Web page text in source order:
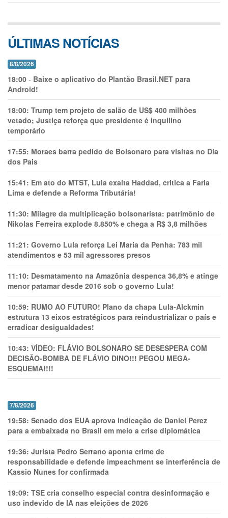
ÚLTIMAS NOTÍCIAS
8/8/2026
18:00 - Baixe o aplicativo do Plantão Brasil.NET para
Android!
18:00: Trump tem projeto de salão de US$ 400 milhões
vetado; Justiça reforça que presidente é inquilino
temporário
17:55: Moraes barra pedido de Bolsonaro para visitas no Dia
dos Pais
15:41: Em ato do MTST, Lula exalta Haddad, critica a Faria
Lima e defende a Reforma Tributária!
11:30: Milagre da multiplicação bolsonarista: patrimônio de
Nikolas Ferreira explode 8.850% e chega a R$ 3,8 milhões
11:21: Governo Lula reforça Lei Maria da Penha: 783 mil
atendimentos e 53 mil agressores presos
11:10: Desmatamento na Amazônia despenca 36,8% e atinge
menor patamar desde 2016 sob o governo Lula!
10:59: RUMO AO FUTURO! Plano da chapa Lula-Alckmin
estrutura 13 eixos estratégicos para reindustrializar o país e
erradicar desigualdades!
10:43: VÍDEO: FLÁVIO BOLSONARO SE DESESPERA COM
DECISÃO-BOMBA DE FLÁVIO DINO!!! PEGOU MEGA-
ESQUEMA!!!!
7/8/2026
19:58: Senado dos EUA aprova indicação de Daniel Perez
para a embaixada no Brasil em meio a crise diplomática
19:36: Jurista Pedro Serrano aponta crime de
responsabilidade e defende impeachment se interferência de
Kassio Nunes for confirmada
19:09: TSE cria conselho especial contra desinformação e
uso indevido de IA nas eleições de 2026